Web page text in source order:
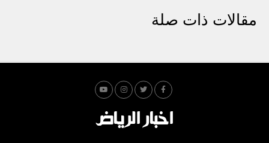
مقالات ذات صلة